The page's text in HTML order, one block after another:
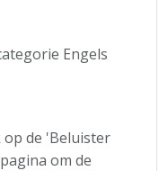
Engels
op de 'Beluister
om de